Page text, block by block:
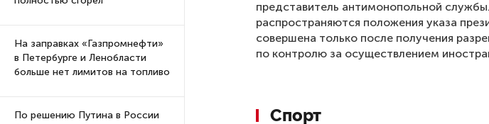
На заправках «Газпромнефти»
в Петербурге и Ленобласти
больше нет лимитов на топливо
По решению Путина в России
представитель антимонопольной
распространяются положения указа
совершена только после получения
по контролю за осуществлением
Спорт